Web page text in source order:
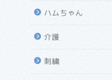
ハムちゃん
介護
刺繍